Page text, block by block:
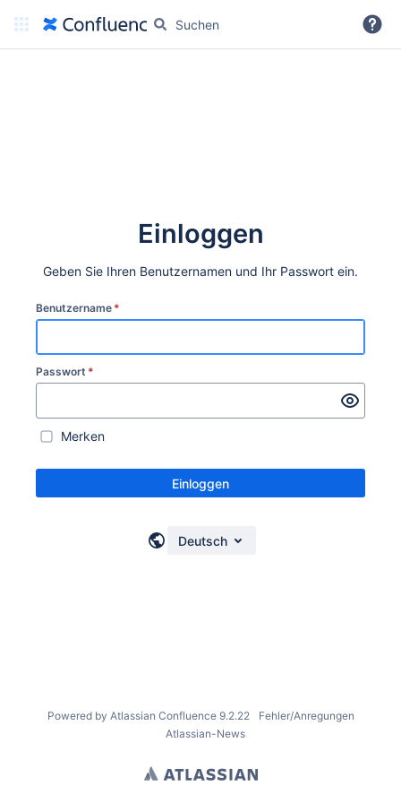
Weitere Informationen
Einloggen
Geben Sie Ihren Benutzernamen und Ihr Passwort ein.
Benutzername *
Passwort *
Merken
Einloggen
Deutsch
Powered by Atlassian Confluence 9.2.22
Fehler/Anregungen
Atlassian-News